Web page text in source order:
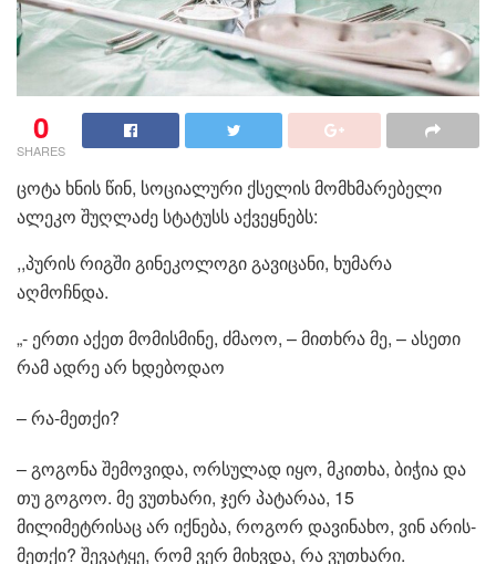
0
SHARES
ცოტა ხნის წინ, სოციალური ქსელის მომხმარებელი
ალეკო შუღლაძე სტატუსს აქვეყნებს:
,,პურის რიგში გინეკოლოგი გავიცანი, ხუმარა
აღმოჩნდა.
„- ერთი აქეთ მომისმინე, ძმაოო, – მითხრა მე, – ასეთი
რამ ადრე არ ხდებოდაო
– რა-მეთქი?
– გოგონა შემოვიდა, ორსულად იყო, მკითხა, ბიჭია და
თუ გოგოო. მე ვუთხარი, ჯერ პატარაა, 15
მილიმეტრისაც არ იქნება, როგორ დავინახო, ვინ არის-
მეთქი? შევატყე, რომ ვერ მიხვდა, რა ვუთხარი.